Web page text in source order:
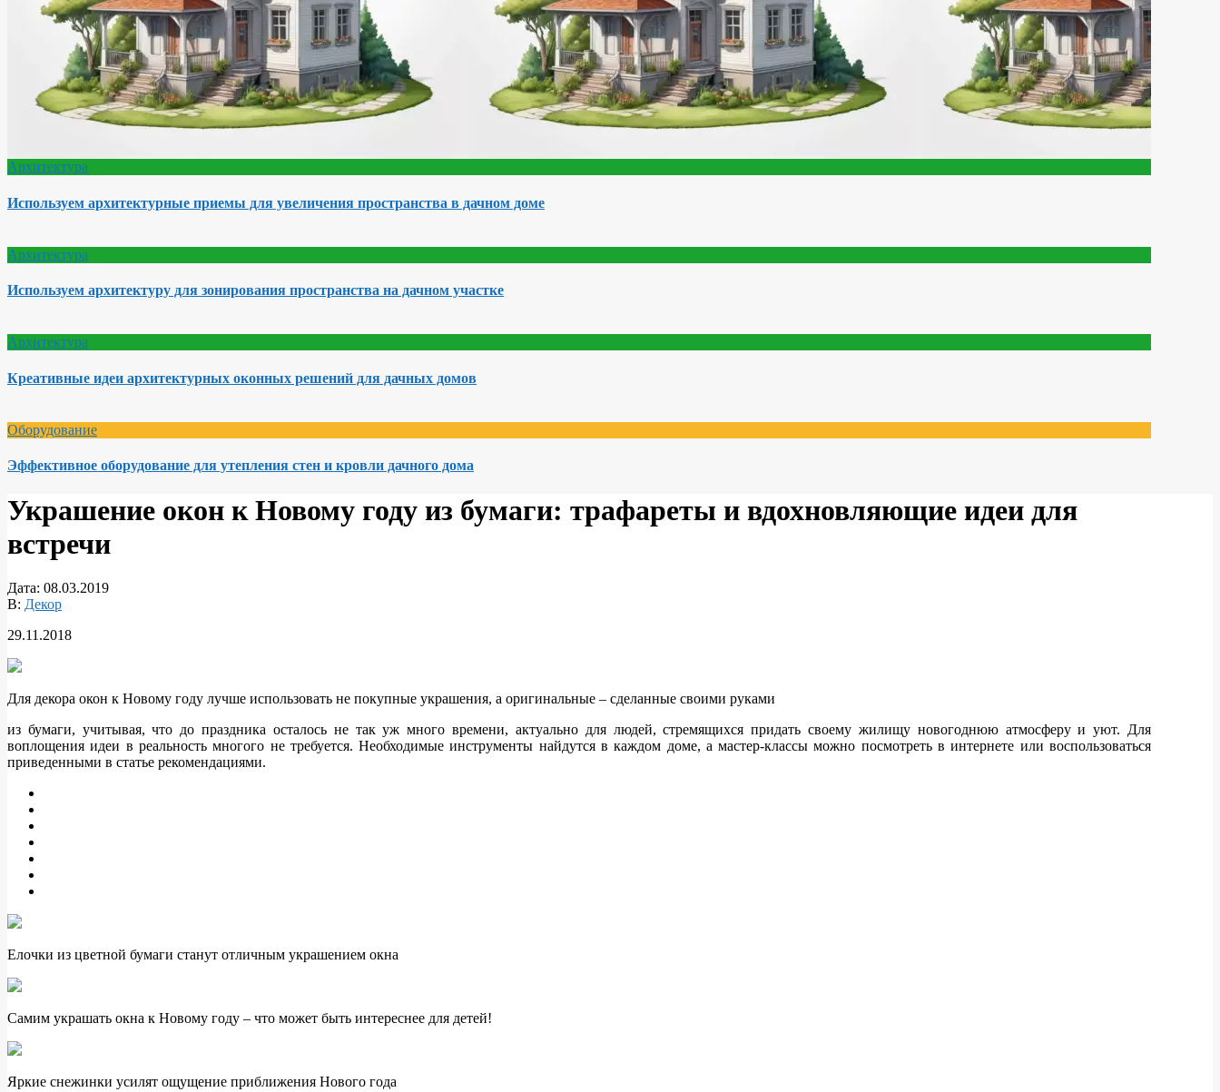
Архитектура
Используем архитектурные приемы для увеличения пространства в дачном доме
Архитектура
Используем архитектуру для зонирования пространства на дачном участке
Архитектура
Креативные идеи архитектурных оконных решений для дачных домов
Оборудование
Эффективное оборудование для утепления стен и кровли дачного дома
Украшение окон к Новому году из бумаги: трафареты и вдохновляющие идеи для
встречи
Дата: 08.03.2019
В: Декор
29.11.2018
Для декора окон к Новому году лучше использовать не покупные украшения, а оригинальные – сделанные своими руками
из бумаги, учитывая, что до праздника осталось не так уж много времени, актуально для людей, стремящихся придать своему жилищу новогоднюю атмосферу и уют. Для
воплощения идеи в реальность многого не требуется. Необходимые инструменты найдутся в каждом доме, а мастер-классы можно посмотреть в интернете или воспользоваться
приведенными в статье рекомендациями.
Елочки из цветной бумаги станут отличным украшением окна
Самим украшать окна к Новому году – что может быть интереснее для детей!
Яркие снежинки усилят ощущение приближения Нового года